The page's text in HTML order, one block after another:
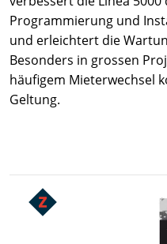
Programmierung und
und erleichtert die
Besonders in grossen
häufigem Mieterwechsel
Geltung.